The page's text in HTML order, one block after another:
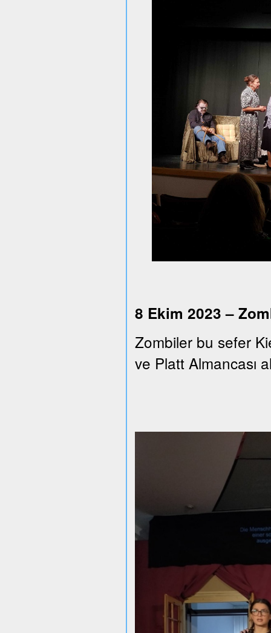
8 Ekim 2023 –
Zombiler bu sefer
ve Platt Almancası